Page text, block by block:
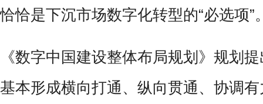
恰恰是下沉市场数字化转型的“必选项”
《数字中国建设整体布局规划》规划
基本形成横向打通、纵向贯通、协调